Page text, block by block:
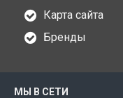
Карта сайта
Бренды
МЫ В СЕТИ